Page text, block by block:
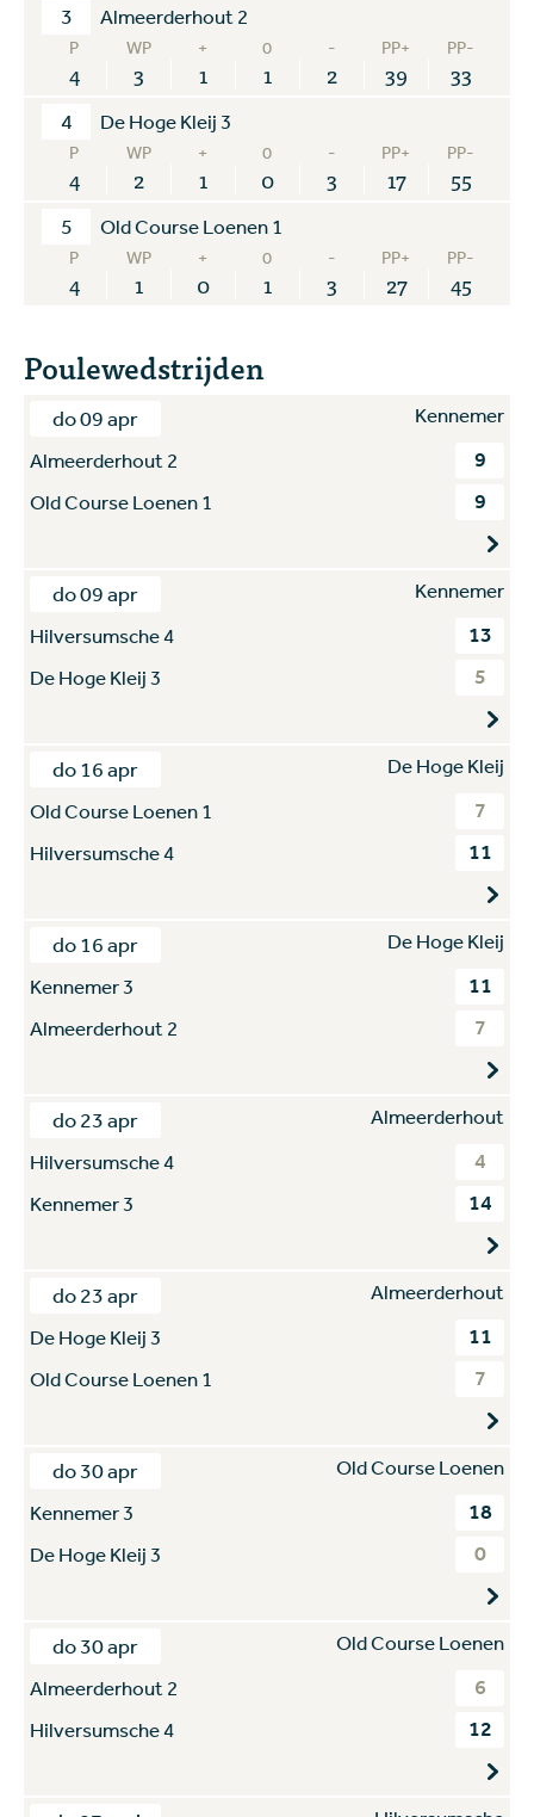
3 Almeerderhout 2
P WP + 0 - PP+ PP-
4 3 1 1 2 39 33
4 De Hoge Kleij 3
P WP + 0 - PP+ PP-
4 2 1 0 3 17 55
5 Old Course Loenen 1
P WP + 0 - PP+ PP-
4 1 0 1 3 27 45
Poulewedstrijden
do 09 apr
Kennemer
Almeerderhout 2
9
Old Course Loenen 1 9
do 09 apr
Kennemer
Hilversumsche 4
13
De Hoge Kleij 3 5
do 16 apr
De Hoge Kleij
Old Course Loenen 1
7
Hilversumsche 4 11
do 16 apr
De Hoge Kleij
Kennemer 3
11
Almeerderhout 2 7
do 23 apr
Almeerderhout
Hilversumsche 4
4
Kennemer 3 14
do 23 apr
Almeerderhout
De Hoge Kleij 3
11
Old Course Loenen 1 7
do 30 apr
Old Course Loenen
Kennemer 3
18
De Hoge Kleij 3 0
do 30 apr
Old Course Loenen
Almeerderhout 2
6
Hilversumsche 4 12